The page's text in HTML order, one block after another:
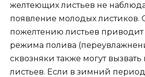
желтеющих листьев не
появление молодых листиков.
пожелтению листьев
режима полива
сквозняки также могут
листьев. Если в зимний период